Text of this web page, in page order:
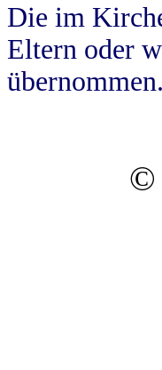
Die im
Eltern oder
übernommen.
©